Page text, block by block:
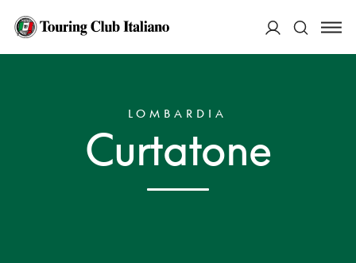
HOME
LOMBARDIA
Curtatone